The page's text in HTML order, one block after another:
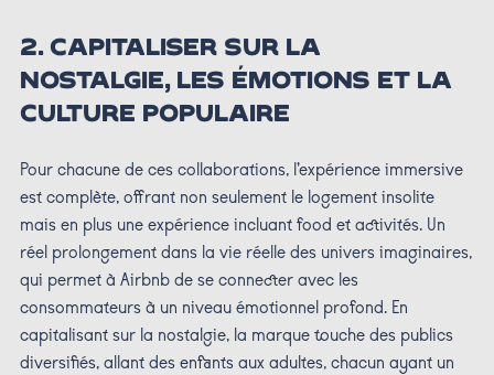
2. CAPITALISER SUR LA
NOSTALGIE, LES ÉMOTIONS ET LA
CULTURE POPULAIRE
Pour chacune de ces collaborations, l’expérience immersive
est complète, offrant non seulement le logement insolite
mais en plus une expérience incluant food et activités. Un
réel prolongement dans la vie réelle des univers imaginaires,
qui permet à Airbnb de se connecter avec les
consommateurs à un niveau émotionnel profond. En
capitalisant sur la nostalgie, la marque touche des publics
diversifiés, allant des enfants aux adultes, chacun ayant un